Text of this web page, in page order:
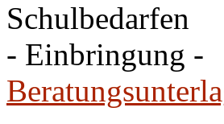
Schulbedarfen
- Einbringung -